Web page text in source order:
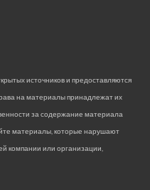
источников и предоставляются
на материалы принадлежат их
за содержание материала
материалы, которые нарушают
компании или организации,